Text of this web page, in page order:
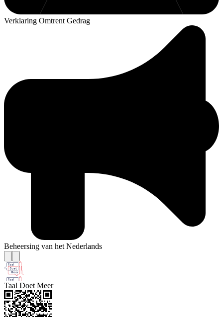
Verklaring Omtrent Gedrag
Beheersing van het Nederlands
Taal Doet Meer